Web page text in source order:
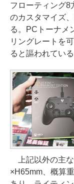
フローティング8
のカスタマイズ
る。PCトーナメ
リングレートを
ると謳われている
上記以外の主な
×H65mm、概算